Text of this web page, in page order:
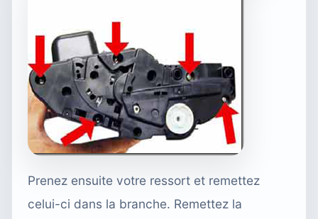
Prenez ensuite votre ressort et remettez
celui-ci dans la branche. Remettez la